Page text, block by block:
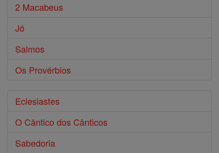
2 Macabeus
Jó
Salmos
Os Provérbios
Eclesiastes
O Cântico dos Cânticos
Sabedoria